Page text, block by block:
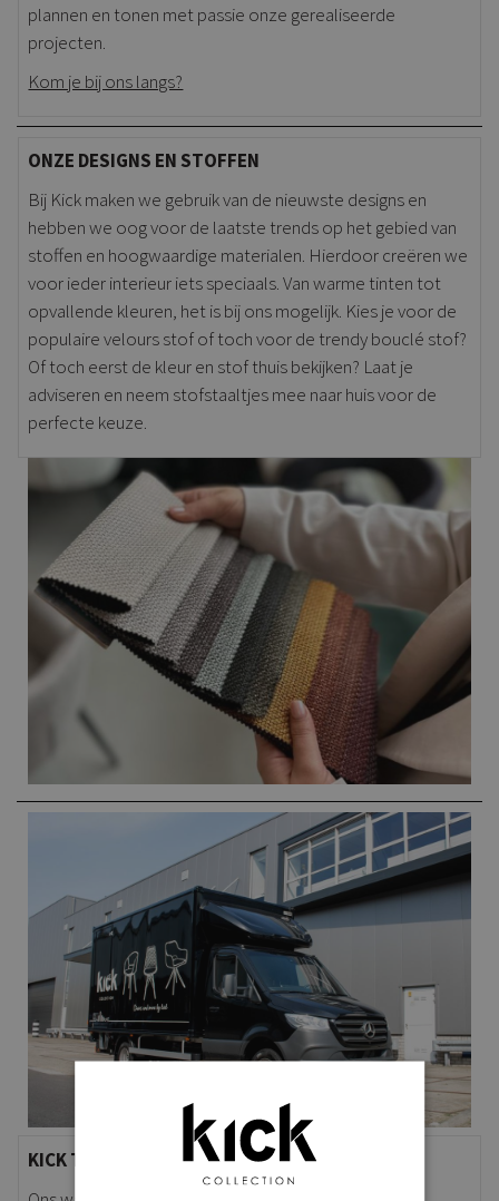
plannen en tonen met passie onze gerealiseerde
projecten.
Kom je bij ons langs?
ONZE DESIGNS EN STOFFEN
Bij Kick maken we gebruik van de nieuwste designs en
hebben we oog voor de laatste trends op het gebied van
stoffen en hoogwaardige materialen. Hierdoor creëren we
voor ieder interieur iets speciaals. Van warme tinten tot
opvallende kleuren, het is bij ons mogelijk. Kies je voor de
populaire velours stof of toch voor de trendy bouclé stof?
Of toch eerst de kleur en stof thuis bekijken? Laat je
adviseren en neem stofstaaltjes mee naar huis voor de
perfecte keuze.
KICK TRANSPORT & WAREHOUSE